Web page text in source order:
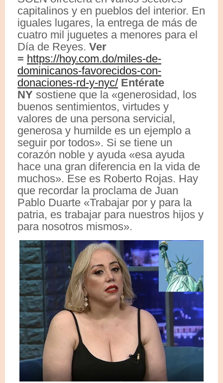
capitalinos y en pueblos del interior. En
iguales lugares, la entrega de más de
cuatro mil juguetes a menores para el
Día de Reyes. Ver
= https://hoy.com.do/miles-de-
dominicanos-favorecidos-con-
donaciones-rd-y-nyc/ Entérate
NY sostiene que la «generosidad, los
buenos sentimientos, virtudes y
valores de una persona servicial,
generosa y humilde es un ejemplo a
seguir por todos». Si se tiene un
corazón noble y ayuda «esa ayuda
hace una gran diferencia en la vida de
muchos». Ese es Roberto Rojas. Hay
que recordar la proclama de Juan
Pablo Duarte «Trabajar por y para la
patria, es trabajar para nuestros hijos y
para nosotros mismos».